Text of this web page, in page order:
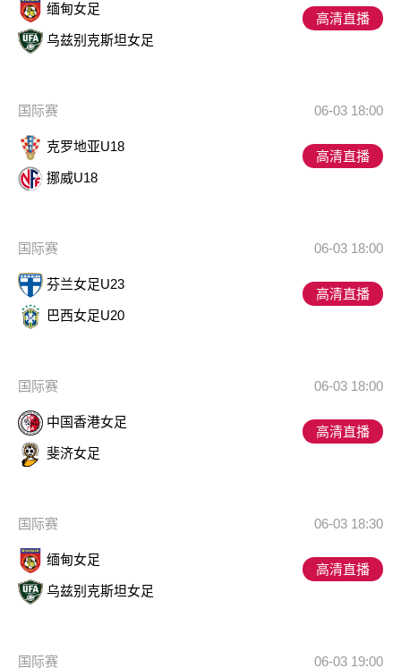
缅甸女足
乌兹别克斯坦女足
高清直播
国际赛 06-03 18:00
克罗地亚U18
挪威U18
高清直播
国际赛 06-03 18:00
芬兰女足U23
巴西女足U20
高清直播
国际赛 06-03 18:00
中国香港女足
斐济女足
高清直播
国际赛 06-03 18:30
缅甸女足
乌兹别克斯坦女足
高清直播
国际赛 06-03 19:00